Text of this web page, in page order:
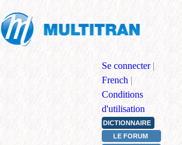
Se connecter |
French |
Conditions
d'utilisation
DICTIONNAIRE
LE FORUM